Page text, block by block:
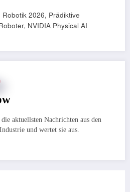
Robotik 2026, Prädiktive
NVIDIA Physical AI
aktuellsten Nachrichten aus den
und wertet sie aus.